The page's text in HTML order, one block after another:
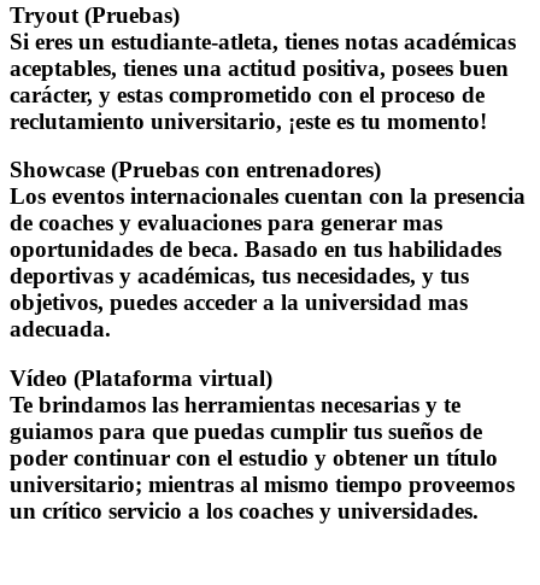
Tryout (Pruebas)
Si eres un estudiante-atleta, tienes notas académicas
aceptables, tienes una actitud positiva, posees buen
carácter, y estas comprometido con el proceso de
reclutamiento universitario, ¡este es tu momento!
Showcase (Pruebas con entrenadores)
Los eventos internacionales cuentan con la presencia
de coaches y evaluaciones para generar mas
oportunidades de beca. Basado en tus habilidades
deportivas y académicas, tus necesidades, y tus
objetivos, puedes acceder a la universidad mas
adecuada.
Vídeo (Plataforma virtual)
Te brindamos las herramientas necesarias y te
guiamos para que puedas cumplir tus sueños de
poder continuar con el estudio y obtener un título
universitario; mientras al mismo tiempo proveemos
un crítico servicio a los coaches y universidades.